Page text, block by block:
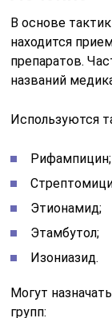
В основе
находится
препаратов.
названий
Используются
Рифампицин;
Этионамид;
Этамбутол;
Изониазид.
Могут
групп: